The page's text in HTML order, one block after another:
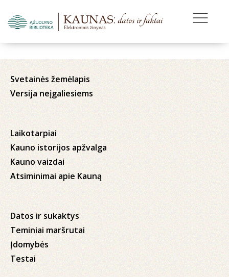
Svetainės žemėlapis
Versija neįgaliesiems
Laikotarpiai
Kauno istorijos apžvalga
Kauno vaizdai
Atsiminimai apie Kauną
Datos ir sukaktys
Teminiai maršrutai
Įdomybės
Testai